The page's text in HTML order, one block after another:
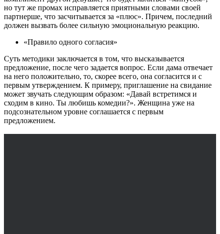
но тут же промах исправляется приятными словами своей
партнерше, что засчитывается за «плюс». Причем, последний
должен вызвать более сильную эмоциональную реакцию.
«Правило одного согласия»
Суть методики заключается в том, что высказывается
предложение, после чего задается вопрос. Если дама отвечает
на него положительно, то, скорее всего, она согласится и с
первым утверждением. К примеру, приглашение на свидание
может звучать следующим образом: «Давай встретимся и
сходим в кино. Ты любишь комедии?». Женщина уже на
подсознательном уровне соглашается с первым
предложением.